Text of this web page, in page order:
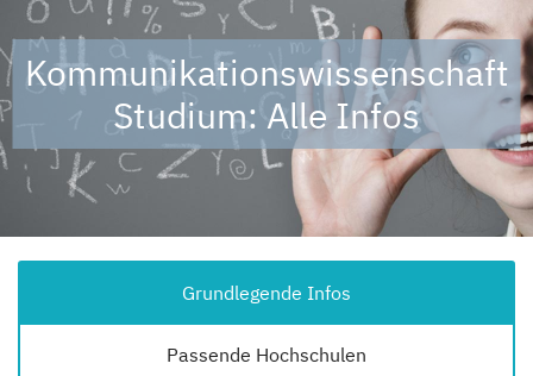
Kommunikationswissenschaft
Studium: Alle Infos
Grundlegende Infos
Passende Hochschulen